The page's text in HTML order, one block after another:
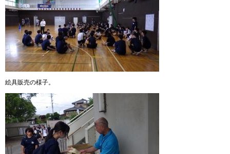
絵具販売の様子。